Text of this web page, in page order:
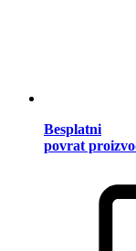
Besplatni
povrat